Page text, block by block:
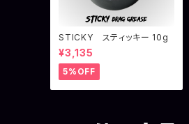
STICKY スティッキー 10g
¥3,135
5%OFF